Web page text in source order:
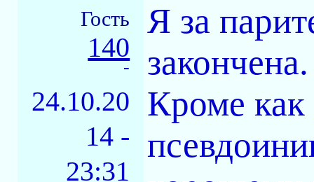
Гость
140
-
24.10.20
14 -
23:31
Я за
Кроме